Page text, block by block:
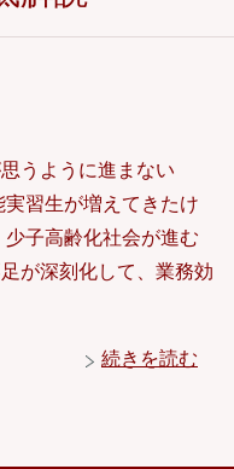
うように進まない
習生が増えてきたけ
子高齢化社会が進む
が深刻化して、業務効
続きを読む